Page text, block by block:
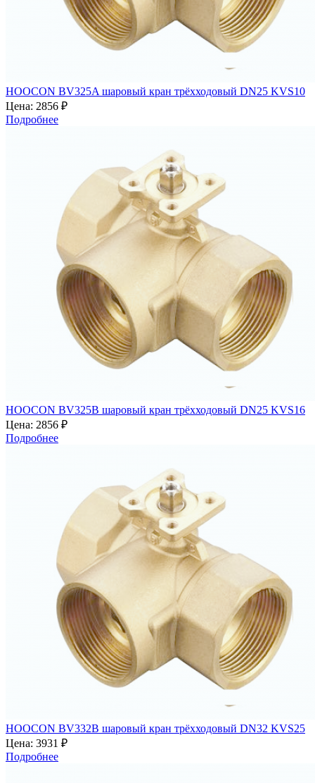
HOOCON BV325A шаровый кран трёхходовый DN25 KVS10
Цена: 2856 ₽
Подробнее
HOOCON BV325B шаровый кран трёхходовый DN25 KVS16
Цена: 2856 ₽
Подробнее
HOOCON BV332B шаровый кран трёхходовый DN32 KVS25
Цена: 3931 ₽
Подробнее